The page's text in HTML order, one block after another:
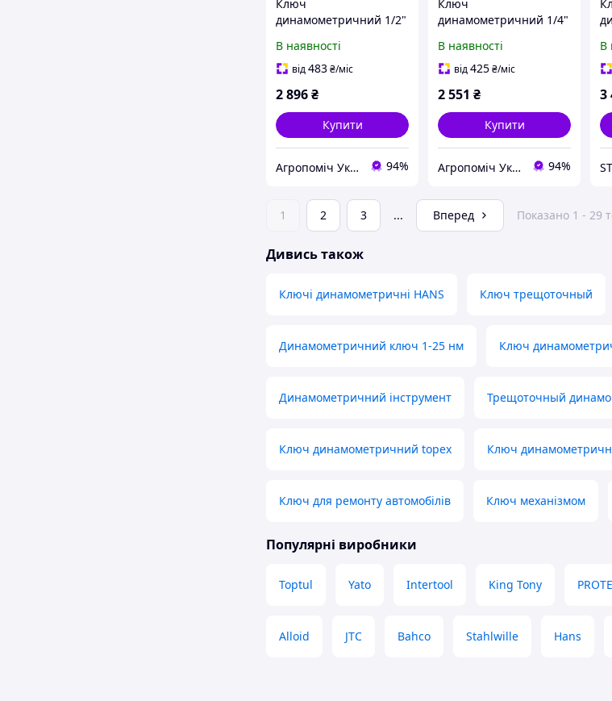
Ключ
динамометричний 1/2"
посилений Whirlpower
В наявності
від483₴/міс
2 896₴
Купити
Агропоміч Україна 94%
Ключ
динамометричний 1/4"
високоточний
В наявності
від425₴/міс
2 551 ₴
Купити
Агропоміч Україна 94%
В
3
1 2 3 ... Вперед Показано 1 - 29
Дивись також
Ключі динамометричні HANS Ключ трещоточный
Динамометричний ключ 1-25 нм Ключ
Динамометричний інструмент Трещоточный
Ключ динамометричний topex Ключ
Ключ для ремонту автомобілів Ключ механізмом
Популярні виробники
Toptul Yato Intertool King Tony
Alloid JTC Bahco Stahlwille Hans